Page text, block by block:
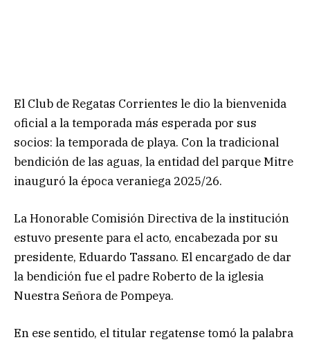
El Club de Regatas Corrientes le dio la bienvenida
oficial a la temporada más esperada por sus
socios: la temporada de playa. Con la tradicional
bendición de las aguas, la entidad del parque Mitre
inauguró la época veraniega 2025/26.
La Honorable Comisión Directiva de la institución
estuvo presente para el acto, encabezada por su
presidente, Eduardo Tassano. El encargado de dar
la bendición fue el padre Roberto de la iglesia
Nuestra Señora de Pompeya.
En ese sentido, el titular regatense tomó la palabra